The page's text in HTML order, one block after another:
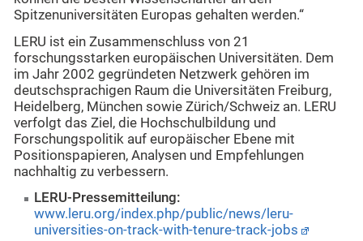
Spitzenuniversitäten Europas gehalten werden.“
LERU ist ein Zusammenschluss von 21
forschungsstarken europäischen Universitäten. Dem
im Jahr 2002 gegründeten Netzwerk gehören im
deutschsprachigen Raum die Universitäten Freiburg,
Heidelberg, München sowie Zürich/Schweiz an. LERU
verfolgt das Ziel, die Hochschulbildung und
Forschungspolitik auf europäischer Ebene mit
Positionspapieren, Analysen und Empfehlungen
nachhaltig zu verbessern.
LERU-Pressemitteilung:
www.leru.org/index.php/public/news/leru-
universities-on-track-with-tenure-track-jobs